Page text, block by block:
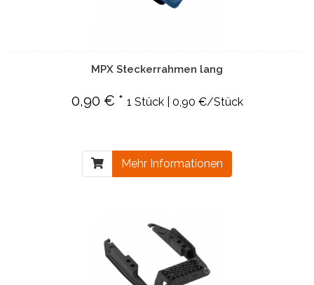
MPX Steckerrahmen lang
0,90 € * 1 Stück | 0,90 €/Stück
Mehr Informationen